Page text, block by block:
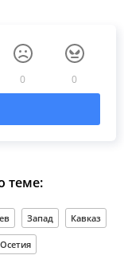
0 0
теме:
Запад Кавказ